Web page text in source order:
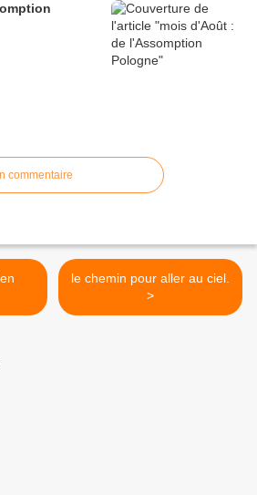
commentaire
le chemin pour aller au ciel.
>